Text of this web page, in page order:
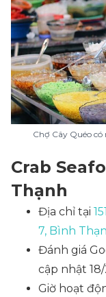
Chợ Cây Quéo
Crab
Thạnh
Địa chỉ tại
7, Bình
Đánh giá
cập nhật
Giờ hoạt